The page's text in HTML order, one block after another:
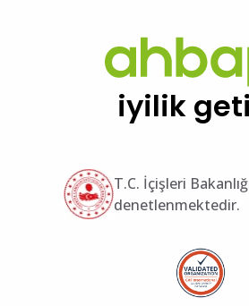
iyilik
T.C. İçişleri
denetlenmektedir.